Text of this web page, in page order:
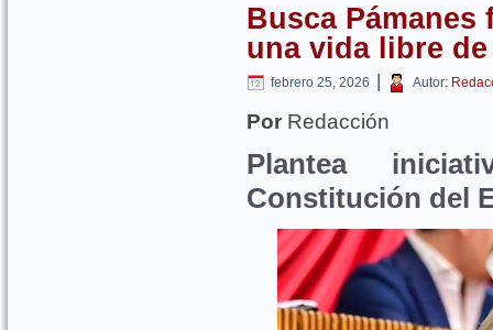
Busca Pámanes
una vida libre
febrero 25, 2026 | Autor:
Por Redacción
Plantea
Constitución del